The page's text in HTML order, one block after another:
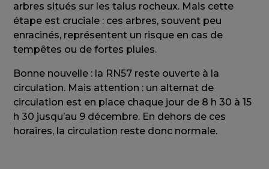
arbres situés sur les talus rocheux. Mais cette
étape est cruciale : ces arbres, souvent peu
enracinés, représentent un risque en cas de
tempêtes ou de fortes pluies.
Bonne nouvelle : la RN57 reste ouverte à la
circulation. Mais attention : un alternat de
circulation est en place chaque jour de 8 h 30 à 15
h 30 jusqu’au 9 décembre. En dehors de ces
horaires, la circulation reste donc normale.